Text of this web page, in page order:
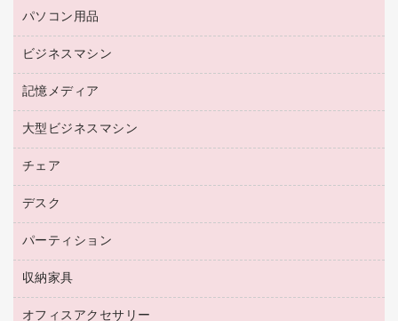
リサイクルトナー（リターン方式）
リサイクルトナー（プール方式）
リサイクルインクカートリッジ
プリンタ用リボン
トナーカートリッジ
コピートナー
インクカートリッジ
名刺用紙
帳票用紙／フォーム用紙
ワープロ用紙
ラベル用紙
プロッター用紙
ハガキ用紙
その他コピー用紙・プリンタ用紙
コピー用紙
パソコン用品
パソコン周辺機器
各種ケーブル
マウスパッド
マウス
パソコンバッグ／収納用品
ネットワーク／ＬＡＮ機器
ネットワーク／ＬＡＮアクセサリー
セキュリティ用品
ビジネスマシン
電話機
レーザープリンタ／複合機
メモリーカード
プロジェクタ
ファクシミリ
デジタルカメラ
スキャナー
コピー機
記憶メディア
ブルーレイディスク
ＣＤ－ＲＷ
ＣＤ－Ｒ
メディア収納用品
大型ビジネスマシン
プリンタ
チェア
応接イス・ベンチ
オフィスチェア
デスク
ミーティングテーブル
デスク
カウンター
パーティション
ホワイトボード・黒板
収納家具
保管庫・書庫
オフィスアクセサリー